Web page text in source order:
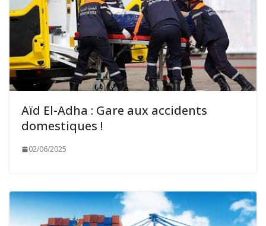
Aïd El-Adha : Gare aux accidents
domestiques !
02/06/2025